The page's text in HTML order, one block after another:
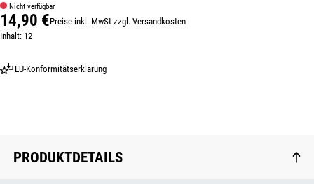
Nicht verfügbar
Regulärer Preis:
14,90 €Preise inkl. MwSt zzgl. Versandkosten
Inhalt: 12
EU-Konformitätserklärung
PRODUKTDETAILS